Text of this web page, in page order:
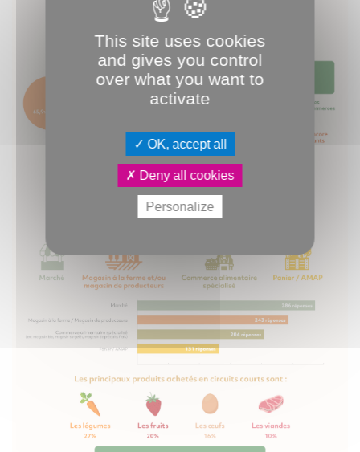
This site uses cookies
and gives you control
over what you want to
activate
OK, accept all
Deny all cookies
Personalize